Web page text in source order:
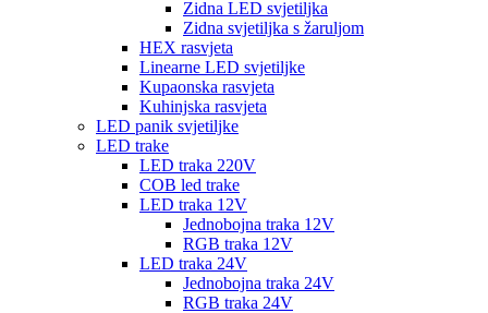
Zidna LED svjetiljka
Zidna svjetiljka s žaruljom
HEX rasvjeta
Linearne LED svjetiljke
Kupaonska rasvjeta
Kuhinjska rasvjeta
LED panik svjetiljke
LED trake
LED traka 220V
COB led trake
LED traka 12V
Jednobojna traka 12V
RGB traka 12V
LED traka 24V
Jednobojna traka 24V
RGB traka 24V